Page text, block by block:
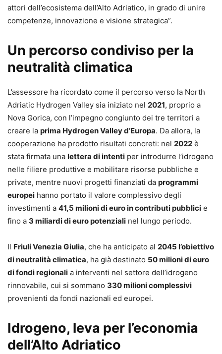
attori dell’ecosistema dell’Alto Adriatico, in grado di unire
competenze, innovazione e visione strategica”.
Un percorso condiviso per la
neutralità climatica
L’assessore ha ricordato come il percorso verso la North
Adriatic Hydrogen Valley sia iniziato nel 2021, proprio a
Nova Gorica, con l’impegno congiunto dei tre territori a
creare la prima Hydrogen Valley d’Europa. Da allora, la
cooperazione ha prodotto risultati concreti: nel 2022 è
stata firmata una lettera di intenti per introdurre l’idrogeno
nelle filiere produttive e mobilitare risorse pubbliche e
private, mentre nuovi progetti finanziati da programmi
europei hanno portato il valore complessivo degli
investimenti a 41,5 milioni di euro in contributi pubblici e
fino a 3 miliardi di euro potenziali nel lungo periodo.
Il Friuli Venezia Giulia, che ha anticipato al 2045 l’obiettivo
di neutralità climatica, ha già destinato 50 milioni di euro
di fondi regionali a interventi nel settore dell’idrogeno
rinnovabile, cui si sommano 330 milioni complessivi
provenienti da fondi nazionali ed europei.
Idrogeno, leva per l’economia
dell’Alto Adriatico